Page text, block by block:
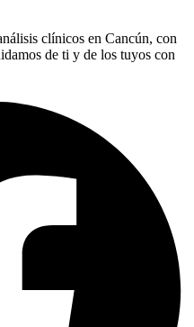
clínicos en Cancún, con
de ti y de los tuyos con